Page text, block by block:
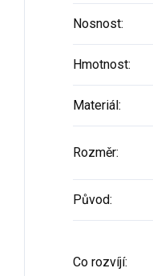
Nosnost:
Hmotnost:
Materiál :
Rozměr:
Původ:
Co rozvíjí: